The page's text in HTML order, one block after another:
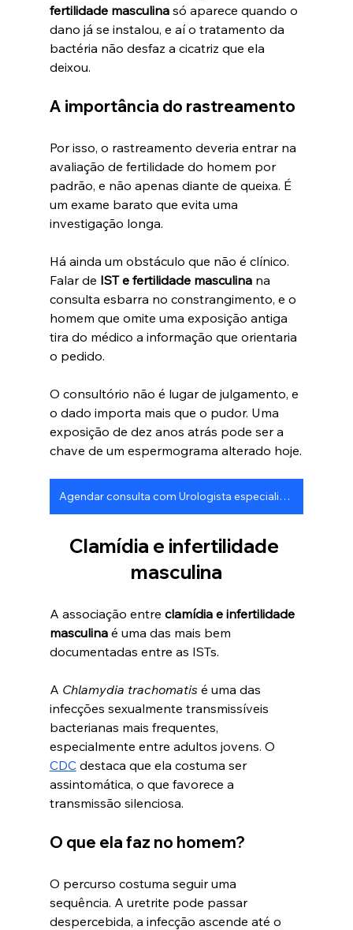
fertilidade masculina só aparece quando o
dano já se instalou, e aí o tratamento da
bactéria não desfaz a cicatriz que ela
deixou.
A importância do rastreamento
Por isso, o rastreamento deveria entrar na
avaliação de fertilidade do homem por
padrão, e não apenas diante de queixa. É
um exame barato que evita uma
investigação longa.
Há ainda um obstáculo que não é clínico.
Falar de IST e fertilidade masculina na
consulta esbarra no constrangimento, e o
homem que omite uma exposição antiga
tira do médico a informação que orientaria
o pedido.
O consultório não é lugar de julgamento, e
o dado importa mais que o pudor. Uma
exposição de dez anos atrás pode ser a
chave de um espermograma alterado hoje.
Agendar consulta com Urologista especialista em fertilidade
Clamídia e infertilidade
masculina
A associação entre clamídia e infertilidade
masculina é uma das mais bem
documentadas entre as ISTs.
A Chlamydia trachomatis é uma das
infecções sexualmente transmissíveis
bacterianas mais frequentes,
especialmente entre adultos jovens. O
CDC destaca que ela costuma ser
assintomática, o que favorece a
transmissão silenciosa.
O que ela faz no homem?
O percurso costuma seguir uma
sequência. A uretrite pode passar
despercebida, a infecção ascende até o